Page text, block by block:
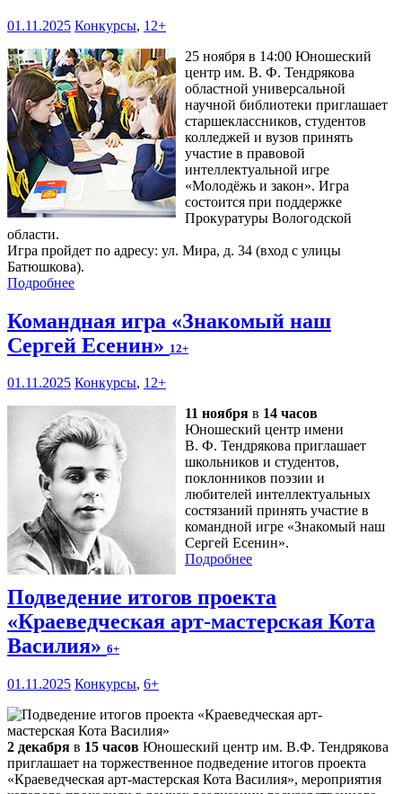
01.11.2025 Конкурсы, 12+
25 ноября в 14:00 Юношеский
центр им. В. Ф. Тендрякова
областной универсальной
научной библиотеки приглашает
старшеклассников, студентов
колледжей и вузов принять
участие в правовой
интеллектуальной игре
«Молодёжь и закон». Игра
состоится при поддержке
Прокуратуры Вологодской
области.
Игра пройдет по адресу: ул. Мира, д. 34 (вход с улицы
Батюшкова).
Подробнее
Командная игра «Знакомый наш
Сергей Есенин» 12+
01.11.2025 Конкурсы, 12+
11 ноября в 14 часов
Юношеский центр имени
В. Ф. Тендрякова приглашает
школьников и студентов,
поклонников поэзии и
любителей интеллектуальных
состязаний принять участие в
командной игре «Знакомый наш
Сергей Есенин».
Подробнее
Подведение итогов проекта
«Краеведческая арт-мастерская Кота
Василия» 6+
01.11.2025 Конкурсы, 6+
2 декабря в 15 часов Юношеский центр им. В.Ф. Тендрякова
приглашает на торжественное подведение итогов проекта
«Краеведческая арт-мастерская Кота Василия», мероприятия